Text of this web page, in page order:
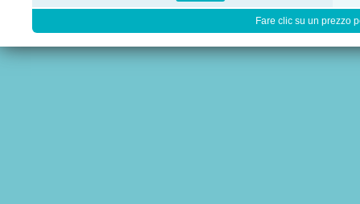
Fare clic su un prezzo